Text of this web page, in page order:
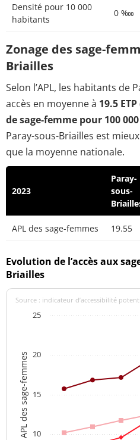
Densité pour 10 000
habitants
0 ‱
Zonage des sage-
Briailles
Selon l’APL, les habitants de
accès en moyenne à 19.5
de sage-femme pour 100
Paray-sous-Briailles est
que la moyenne nationale.
2023
Paray-
sous-
APL des sage-femmes 19.55
Evolution de l’accès aux
Briailles
APL des sage-femmes
Source : indicateur d’accessibilité
10
15
20
25